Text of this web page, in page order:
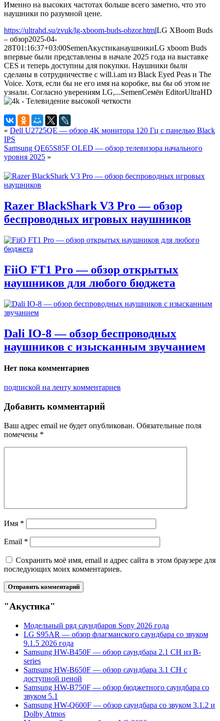
Именно на высоких частотах больше всего заметно, что это
наушники по разумной цене.
https://ultrahd.su/zvuk/lg-xboom-buds-obzor.htmlLG XBoom Buds
– обзор2025-04-
28T01:16:37+03:00SemenАкустиканаушникиLG xboom Buds
впервые были представлены в начале 2025 года на выставке
CES и теперь доступны для покупки. Наушники были
сделаны в сотрудничестве с will.i.am из Black Eyed Peas и The
Voice. Хотя, если бы не его имя на коробке, вы бы об этом не
узнали. Согласно уверениям LG,...SemenСемён EditorUltraHD
« Dell U2725QE — обзор 4K монитора 120 Гц с панелью Black
IPS
Samsung QE65S85F OLED — обзор телевизора начального
уровня 2025 »
Razer BlackShark V3 Pro — обзор
беспроводных игровых наушников
FiiO FT1 Pro — обзор открытых
наушников для любого бюджета
Dali IO-8 — обзор беспроводных
наушников с изысканным звучанием
Нет пока комментариев
подпиской на ленту комментариев
Добавить комментарий
Ваш адрес email не будет опубликован. Обязательные поля
помечены *
Имя *
Email *
Сохранить моё имя, email и адрес сайта в этом браузере для
последующих моих комментариев.
"Акустика"
Модельный ряд саундбаров Sony 2026 года
LG S95AR — обзор флагманского саундбара со звуком
9.1.5 2026 года
Samsung HW-B450F — обзор саундбара 2.1 CH из B-
series
Samsung HW-B650F — обзор саундбара 3.1 CH с
доступной ценой
Samsung HW-B750F — обзор бюджетного саундбара со
звуком 5.1
Samsung HW-Q600F — обзор саундбара со звуком 3.1.2 и
Dolby Atmos